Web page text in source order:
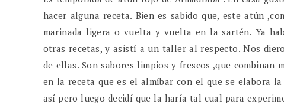
hacer alguna receta. Bien es sabido que, este atún
marinada ligera o vuelta y vuelta en la sartén. Ya
otras recetas, y asistí a un taller al respecto. Nos
de ellas. Son sabores limpios y frescos ,que
en la receta que es el almíbar con el que se elabora
así pero luego decidí que la haría tal cual para